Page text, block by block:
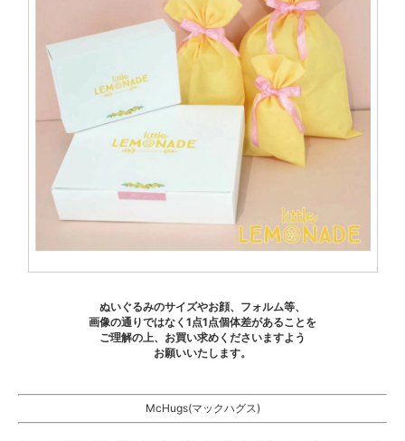
ぬいぐるみのサイズやお顔、フォルム等、
画像の通りではなく1点1点個体差があることを
ご理解の上、お買い求めくださいますよう
お願いいたします。
McHugs(マックハグス)